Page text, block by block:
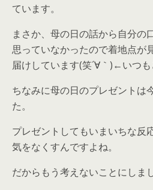
ています。
まさか、母の日の話から自分の
思っていなかったので着地点が
届けしています(笑´∀｀)←いつも
ちなみに母の日のプレゼントは
た。
プレゼントしてもいまいちな反
気をなくすんですよね。
だからもう考えないことにしまし